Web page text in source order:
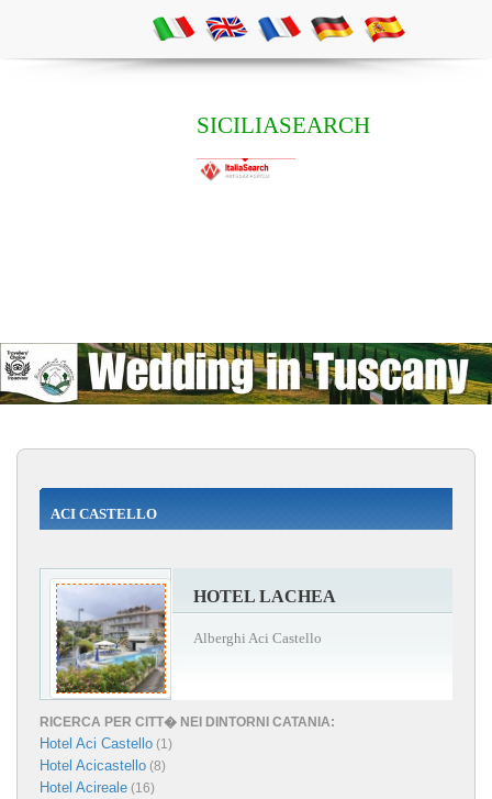
SICILIASEARCH
ACI CASTELLO
HOTEL LACHEA
Alberghi Aci Castello
RICERCA PER CITT� NEI DINTORNI CATANIA:
Hotel Aci Castello (1)
Hotel Acicastello (8)
Hotel Acireale (16)